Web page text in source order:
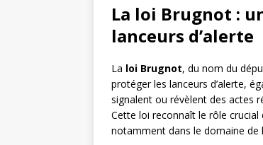
La loi Brugnot :
lanceurs d’alerte
La loi Brugnot, du nom du
protéger les lanceurs d’alerte,
signalent ou révèlent des actes
Cette loi reconnaît le rôle crucial
notamment dans le domaine de